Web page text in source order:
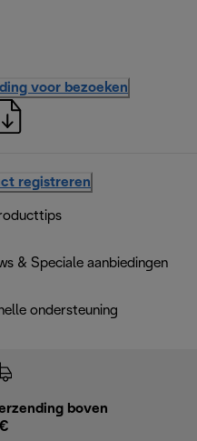
voor bezoeken
registreren
& Speciale aanbiedingen
ondersteuning
boven